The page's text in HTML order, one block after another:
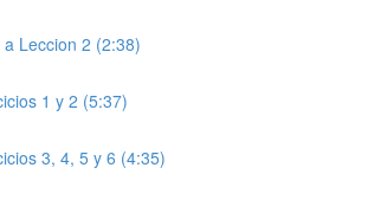
Leccion 2 (2:38)
1 y 2 (5:37)
3, 4, 5 y 6 (4:35)